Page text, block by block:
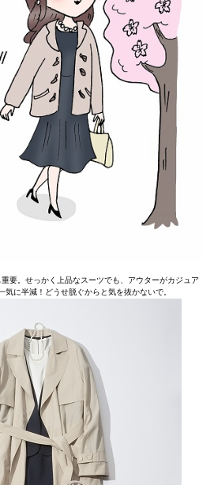
要。せっかく上品なスーツでも、アウターがカジュア
気に半減！どうせ脱ぐからと気を抜かないで。